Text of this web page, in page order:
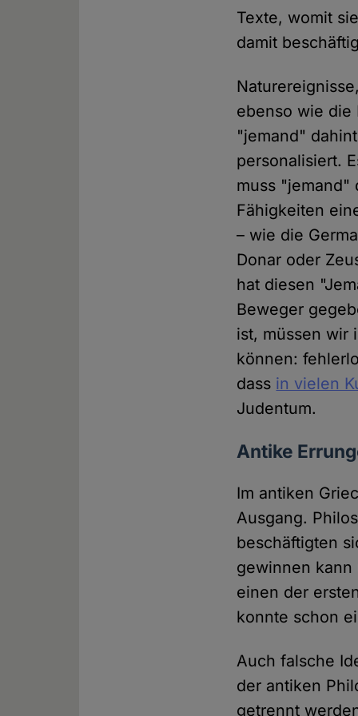
Texte, womit
damit
ebenso wie die
"jemand"
personalisiert.
muss "jemand"
Fähigkeiten
– wie die
Donar oder
hat diesen
Beweger
ist, müssen wir
können:
dass in vielen
Judentum.
Antike
Im antiken
Ausgang.
beschäftigten
gewinnen kann
einen der
konnte schon
Auch falsche
der antiken
getrennt